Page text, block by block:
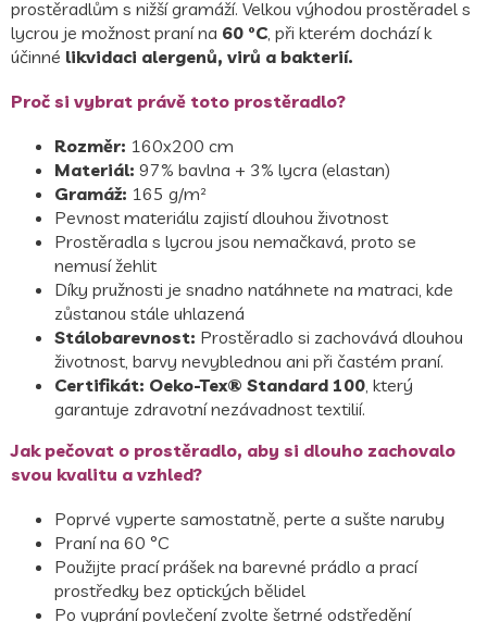
prostěradlům s nižší gramáží. Velkou výhodou prostěradel s
lycrou je možnost praní na 60 °C, při kterém dochází k
účinné likvidaci alergenů, virů a bakterií.
Proč si vybrat právě toto prostěradlo?
Rozměr: 160x200 cm
Materiál: 97% bavlna + 3% lycra (elastan)
Gramáž: 165 g/m²
Pevnost materiálu zajistí dlouhou životnost
Prostěradla s lycrou jsou nemačkavá, proto se
nemusí žehlit
Díky pružnosti je snadno natáhnete na matraci, kde
zůstanou stále uhlazená
Stálobarevnost: Prostěradlo si zachovává dlouhou
životnost, barvy nevyblednou ani při častém praní.
Certifikát: Oeko-Tex® Standard 100, který
garantuje zdravotní nezávadnost textilií.
Jak pečovat o prostěradlo, aby si dlouho zachovalo
svou kvalitu a vzhled?
Poprvé vyperte samostatně, perte a sušte naruby
Praní na 60 °C
Použijte prací prášek na barevné prádlo a prací
prostředky bez optických bělidel
Po vyprání povlečení zvolte šetrné odstředění